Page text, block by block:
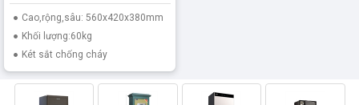
Cao,rộng,sâu: 560x420x380mm
Khối lượng:60kg
Két sắt chống cháy